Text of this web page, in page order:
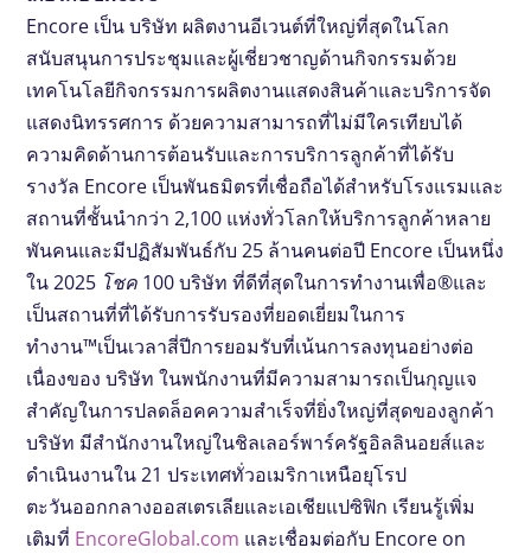
Encore เป็น บริษัท ผลิตงานอีเวนต์ที่ใหญ่ที่สุดในโลก
สนับสนุนการประชุมและผู้เชี่ยวชาญด้านกิจกรรมด้วย
เทคโนโลยีกิจกรรมการผลิตงานแสดงสินค้าและบริการจัด
แสดงนิทรรศการ ด้วยความสามารถที่ไม่มีใครเทียบได้
ความคิดด้านการต้อนรับและการบริการลูกค้าที่ได้รับ
รางวัล Encore เป็นพันธมิตรที่เชื่อถือได้สำหรับโรงแรมและ
สถานที่ชั้นนำกว่า 2,100 แห่งทั่วโลกให้บริการลูกค้าหลาย
พันคนและมีปฏิสัมพันธ์กับ 25 ล้านคนต่อปี Encore เป็นหนึ่ง
ใน 2025 โชค 100 บริษัท ที่ดีที่สุดในการทำงานเพื่อ®และ
เป็นสถานที่ที่ได้รับการรับรองที่ยอดเยี่ยมในการ
ทำงาน™เป็นเวลาสี่ปีการยอมรับที่เน้นการลงทุนอย่างต่อ
เนื่องของ บริษัท ในพนักงานที่มีความสามารถเป็นกุญแจ
สำคัญในการปลดล็อคความสำเร็จที่ยิ่งใหญ่ที่สุดของลูกค้า
บริษัท มีสำนักงานใหญ่ในชิลเลอร์พาร์ครัฐอิลลินอยส์และ
ดำเนินงานใน 21 ประเทศทั่วอเมริกาเหนือยุโรป
ตะวันออกกลางออสเตรเลียและเอเชียแปซิฟิก เรียนรู้เพิ่ม
เติมที่ EncoreGlobal.com และเชื่อมต่อกับ Encore on